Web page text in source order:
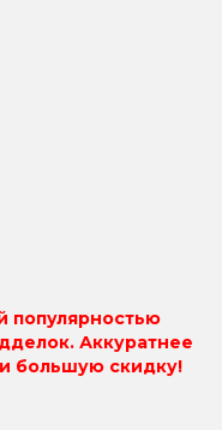
популярностью
Аккуратнее
большую скидку!